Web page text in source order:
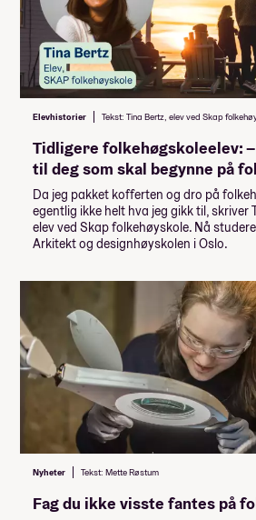
Elevhistorier Tekst: Tina Bertz, elev ved Skap
Tidligere folkehøgskoleelev:
til deg som skal begynne på
Da jeg pakket kofferten og dro på
egentlig ikke helt hva jeg gikk til, skriver
elev ved Skap folkehøyskole. Nå
Arkitekt og designhøyskolen i Oslo.
Nyheter Tekst: Mette Røstum
Fag du ikke visste fantes på